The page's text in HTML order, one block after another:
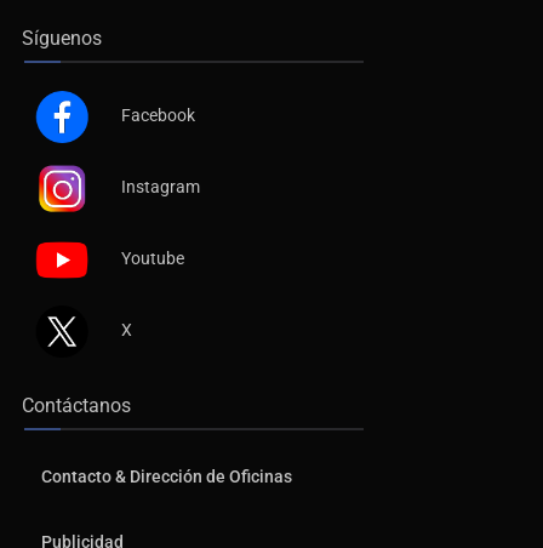
Síguenos
Facebook
Instagram
Youtube
X
Contáctanos
Contacto & Dirección de Oficinas
Publicidad